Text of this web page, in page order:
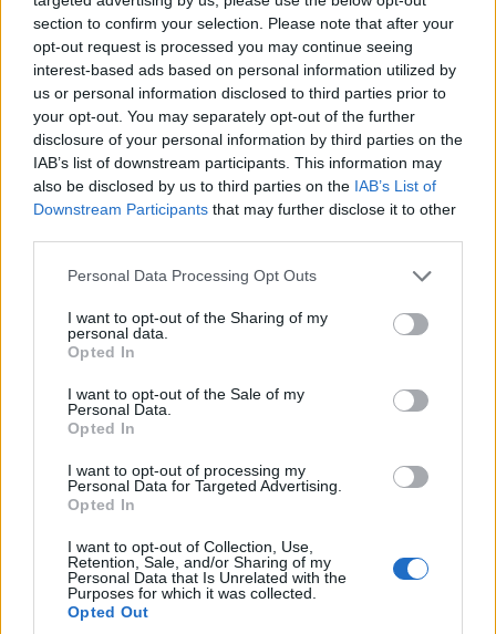
section to confirm your selection. Please note that after your
opt-out request is processed you may continue seeing
interest-based ads based on personal information utilized by
us or personal information disclosed to third parties prior to
your opt-out. You may separately opt-out of the further
disclosure of your personal information by third parties on the
IAB’s list of downstream participants. This information may
also be disclosed by us to third parties on the IAB’s List of
Downstream Participants that may further disclose it to other
Please note that this website/app uses one or more Google
not limited to your visit or usage behaviour. You may click to
grant or deny consent to Google and its third-party tags to
use your data for below specified purposes in below Google
consent section.
Personal Data Processing Opt Outs
I want to opt-out of the Sharing of my
personal data.
Opted In
I want to opt-out of the Sale of my
Personal Data.
Opted In
I want to opt-out of processing my
Personal Data for Targeted Advertising.
Opted In
I want to opt-out of Collection, Use,
Retention, Sale, and/or Sharing of my
Personal Data that Is Unrelated with the
Purposes for which it was collected.
Opted Out
ΟΙΚΟΝΟΜΙΑ
Φοιτητικό στεγαστικό επίδομα: Εκπνέει σήμερα η
προθεσμία για τις αιτήσεις
31/07/2026 - 4:20μμ